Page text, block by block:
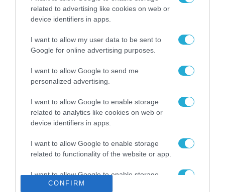
related to advertising like cookies on web or
device identifiers in apps.
I want to allow my user data to be sent to
Google for online advertising purposes.
I want to allow Google to send me
personalized advertising.
I want to allow Google to enable storage
related to analytics like cookies on web or
device identifiers in apps.
I want to allow Google to enable storage
related to functionality of the website or app.
I want to allow Google to enable storage
related to personalization.
CONFIRM
ενισχύει την ασφάλεια
των παιδιών στο
31.07.2026
ΑΑΔΕ: Διευκρινίσεις
για τα πρόστιμα σε
παραβάσεις που
31.07.2026
Τεχνητή Νοημοσύνη
δεν είναι απλώς μια
νέα τεχνολογία, είναι
επανάσταση»
31.07.2026
Νέος οδηγός του ΕΚΤ
για τη χρηματοδότηση
των ελληνικών
επιχειρήσεων στον
χώρο της άμυνας